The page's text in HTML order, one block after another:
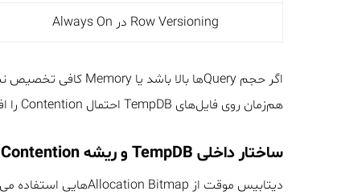
Row Versioning در Always On
هم‌زمان روی فایل‌های TempDB احتمال Contention را افزایش می‌دهد.
ساختار داخلی TempDB و ریشه Contention
دیتابیس موقت از Allocation Bitmap‌هایی استفاده می‌کند که تصمیم می‌گیرند هر Object در کدام Page قرار گیرد: